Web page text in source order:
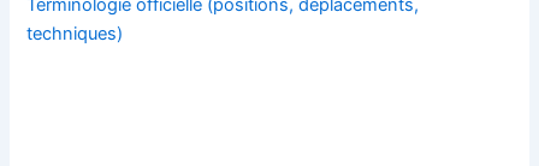
Terminologie officielle (positions, déplacements,
techniques)